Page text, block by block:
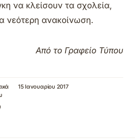
να κλείσουν τα σχολεία,
νεότερη ανακοίνωση.
Από το Γραφείο Τύπου
15 Ιανουαρίου 2017